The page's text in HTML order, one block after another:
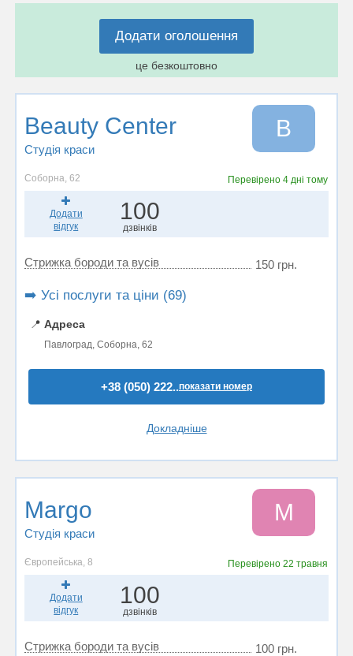
Додати оголошення
це безкоштовно
Beauty Center
Студія краси
B
Соборна, 62 Перевірено4 дні тому
Додати
відгук
100
дзвінків
Стрижка бороди та вусів 150 грн.
➡️ Усі послуги та ціни (69)
📍 Адреса
Павлоград, Соборна, 62
+38 (050) 222..показати номер
Докладніше
Margo
Студія краси
M
Європейська, 8 Перевірено22 травня
Додати
відгук
100
дзвінків
Стрижка бороди та вусів 100 грн.